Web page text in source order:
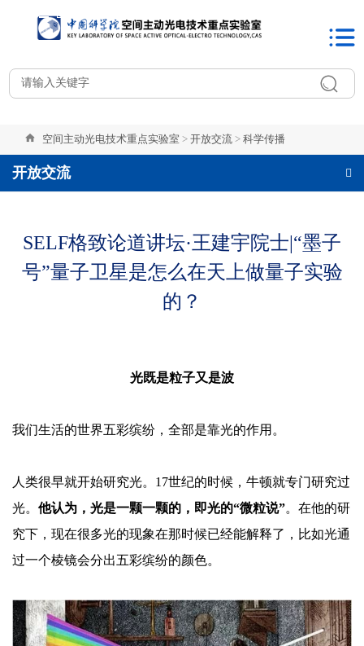
空间主动光电技术重点实验室 > 开放交流 > 科学传播
开放交流
SELF格致论道讲坛·王建宇院士|“墨子
号”量子卫星是怎么在天上做量子实验
的？
光既是粒子又是波
我们生活的世界五彩缤纷，全部是靠光的作用。
人类很早就开始研究光。 17世纪的时候，牛顿就专门研究过
光。 他认为，光是一颗一颗的，即光的“微粒说”。在他的研
究下，现在很多光的现象在那时候已经能解释了，比如光通
过一个棱镜会分出五彩缤纷的颜色。